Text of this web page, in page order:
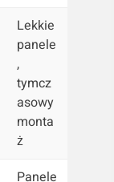
Lekkie
panele
,
tymcz
asowy
monta
ż
Panele